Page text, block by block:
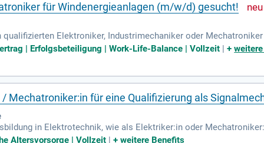
für Windenergieanlagen (m/w/d) gesucht!
qualifizierten Elektroniker, Industrimechaniker oder
sind unerlässlich, um in luftiger Höhe sicher arbeiten zu
Schritt zu halten. Ein freundliches, sicheres Auftreten
du ein Teamplayer bist, der Herausforderungen annimmt,
| Erfolgsbeteiligung | Work-Life-Balance | Vollzeit |+
Mechatroniker:in für eine Qualifizierung als
in Elektrotechnik, wie als Elektriker:in oder
stattfindet. Die Arbeit im Freien, insbesondere im Gleisbereich,
Altersvorsorge | Vollzeit |+weitere Benefits